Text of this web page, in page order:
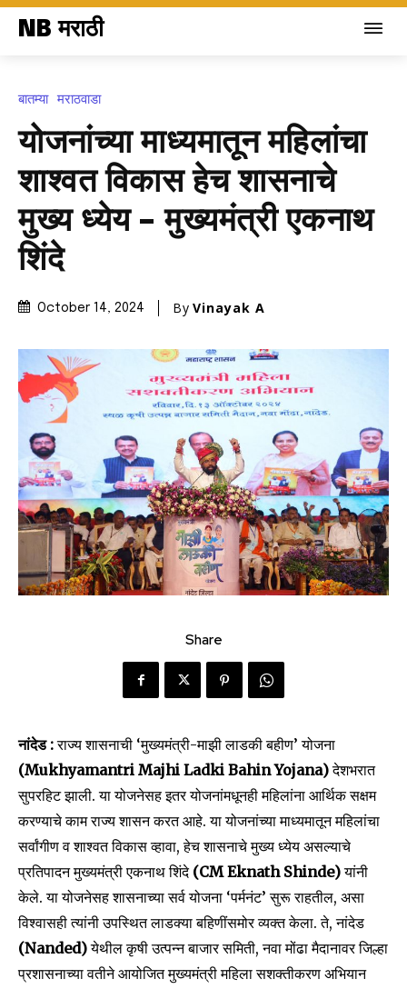
NB मराठी
बातम्या मराठवाडा
योजनांच्या माध्यमातून महिलांचा
शाश्वत विकास हेच शासनाचे
मुख्य ध्येय – मुख्यमंत्री एकनाथ
शिंदे
October 14, 2024 By Vinayak A
Share
नांदेड :राज्य शासनाची ‘मुख्यमंत्री-माझी लाडकी बहीण’ योजना
(Mukhyamantri Majhi Ladki Bahin Yojana)देशभरात
सुपरहिट झाली. या योजनेसह इतर योजनांमधूनही महिलांना आर्थिक सक्षम
करण्याचे काम राज्य शासन करत आहे. या योजनांच्या माध्यमातून महिलांचा
सर्वांगीण व शाश्वत विकास व्हावा, हेच शासनाचे मुख्य ध्येय असल्याचे
प्रतिपादन मुख्यमंत्री एकनाथ शिंदे (CM Eknath Shinde)यांनी
केले. या योजनेसह शासनाच्या सर्व योजना ‘पर्मनंट’ सुरू राहतील, असा
विश्वासही त्यांनी उपस्थित लाडक्या बहिणींसमोर व्यक्त केला. ते, नांदेड
(Nanded)येथील कृषी उत्पन्न बाजार समिती, नवा मोंढा मैदानावर जिल्हा
प्रशासनाच्या वतीने आयोजित मुख्यमंत्री महिला सशक्तीकरण अभियान